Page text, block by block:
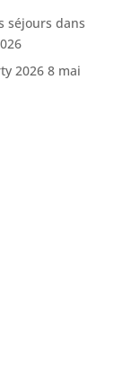
séjours dans
2026 8 mai